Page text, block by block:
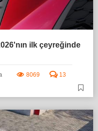
ilk çeyreğinde
8069 13